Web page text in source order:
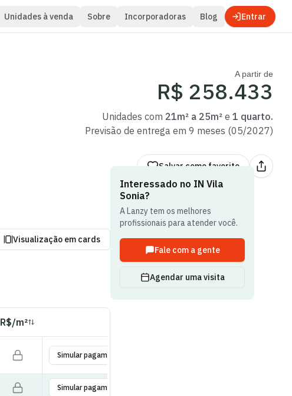
Unidades à venda Sobre Incorporadoras Blog Entrar
A partir de
R$ 258.433
Unidades com 21m² a 25m² e 1 quarto.
Previsão de entrega em 9 meses (05/2027)
Salvar como favorito
Visualização em cards
R$/m²
Simular pagamento
Simular pagamento
Interessado no IN Vila
Sonia?
A Lanzy tem os melhores
profissionais para atender você.
Fale com a gente
Agendar uma visita